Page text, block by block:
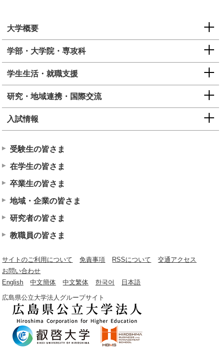
大学概要
学部・大学院・専攻科
学生生活・就職支援
研究・地域連携・国際交流
入試情報
受験生の皆さま
在学生の皆さま
卒業生の皆さま
地域・企業の皆さま
研究者の皆さま
教職員の皆さま
サイトのご利用について 免責事項 RSSについて
交通アクセス
お問い合わせ
English
中文簡体 中文繁体 한국어 日本語
広島県公立大学法人グループサイト